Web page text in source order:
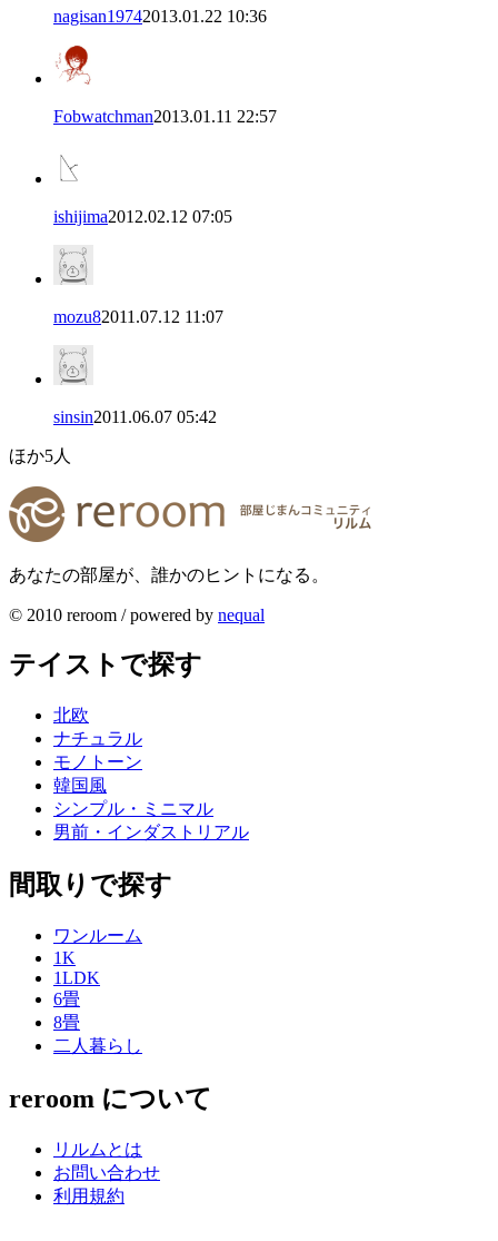
nagisan19742013.01.22 10:36
Fobwatchman2013.01.11 22:57
ishijima2012.02.12 07:05
mozu82011.07.12 11:07
sinsin2011.06.07 05:42
ほか5人
あなたの部屋が、誰かのヒントになる。
© 2010 reroom / powered by nequal
テイストで探す
北欧
ナチュラル
モノトーン
韓国風
シンプル・ミニマル
男前・インダストリアル
間取りで探す
ワンルーム
1K
1LDK
6畳
8畳
二人暮らし
reroom について
リルムとは
お問い合わせ
利用規約